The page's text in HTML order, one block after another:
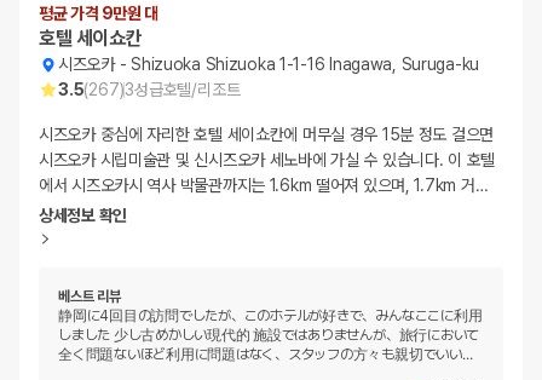
평균 가격 9만원 대
호텔 세이쇼칸
시즈오카- Shizuoka Shizuoka 1-1-16 Inagawa, Suruga-ku
3.5(267)3성급호텔/리조트
시즈오카 중심에 자리한 호텔 세이쇼칸에 머무실 경우 15분 정도 걸으면
시즈오카 시립미술관 및 신시즈오카 세노바에 가실 수 있습니다. 이 호텔
에서 시즈오카시 역사 박물관까지는 1.6km 떨어져 있으며, 1.7km 거…
상세정보 확인
베스트 리뷰
静岡に4回目の訪問でしたが、このホテルが好きで、みんなここに利用
しました 少し古めかしい現代的 施設ではありませんが、旅行において
全く問題ないほど利用に問題はなく、スタッフの方々も親切でいい…